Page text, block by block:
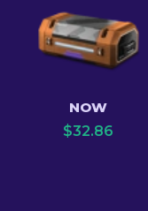
NOW
$32.86